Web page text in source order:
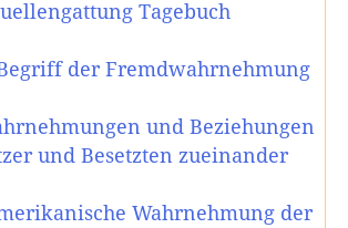
Tagebuch
der Fremdwahrnehmung
und Beziehungen
und Besetzten zueinander
Wahrnehmung der